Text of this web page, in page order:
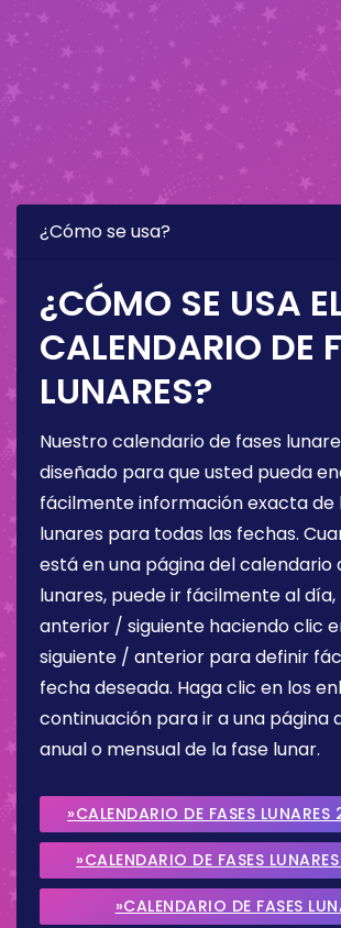
¿Cómo se usa?
¿CÓMO SE USA
CALENDARIO DE
LUNARES?
Nuestro calendario de fases
diseñado para que usted pueda
fácilmente información exacta de
lunares para todas las fechas.
está en una página del calendario
lunares, puede ir fácilmente al día,
anterior / siguiente haciendo clic
siguiente / anterior para definir
fecha deseada. Haga clic en los
continuación para ir a una página
anual o mensual de la fase lunar.
»CALENDARIO DE FASES LUNARES
»CALENDARIO DE FASES
2026
»CALENDARIO DE FASES